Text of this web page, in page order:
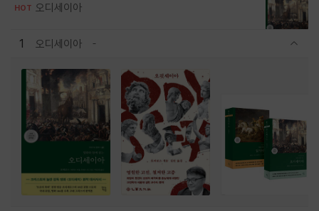
HOT 오디세이아
1 오디세이아